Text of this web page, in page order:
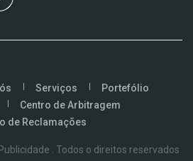
Serviços
Portefólio
Centro de Arbitragem
de Reclamações
. Todos o direitos reservados